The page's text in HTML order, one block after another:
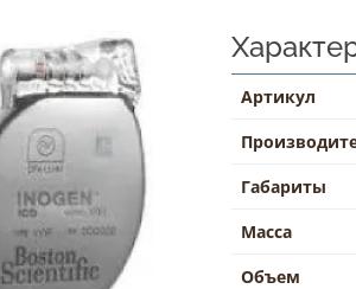
Артикул
Габариты
Масса
Объем